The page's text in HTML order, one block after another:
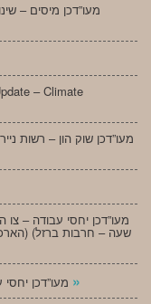
מעו”דכן מיסים –
– Climate
מעו”דכן שוק הון – רשות
»